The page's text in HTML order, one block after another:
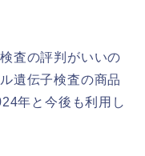
査の評判がいいの
遺伝子検査の商品
年と今後も利用し